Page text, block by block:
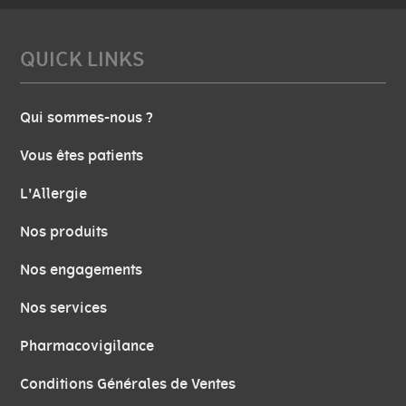
QUICK LINKS
Qui sommes-nous ?
Vous êtes patients
L'Allergie
Nos produits
Nos engagements
Nos services
Pharmacovigilance
Conditions Générales de Ventes